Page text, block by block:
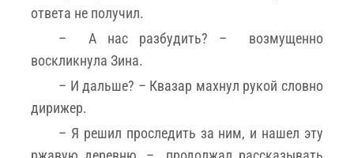
ответа не получил.
– А нас разбудить? – возмущенно
воскликнула Зина.
– И дальше? – Квазар махнул рукой словно
дирижер.
– Я решил проследить за ним, и нашел эту